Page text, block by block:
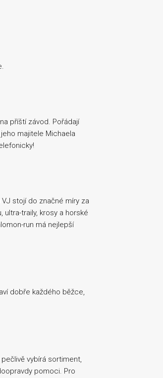
příští závod. Pořádají
majitele Michaela
stojí do značné míry za
ultra-traily, krosy a horské
run má nejlepší
dobře každého běžce,
vybírá sortiment,
pomoci. Pro